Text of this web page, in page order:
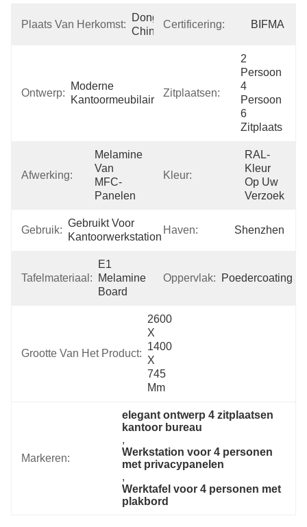
Plaats Van Herkomst:
Dongguan,
China
Certificering: BIFMA
Ontwerp:
Moderne
Kantoormeubilair
Zitplaatsen:
2
Persoon
4
Persoon
6
Zitplaats
Afwerking:
Melamine
Van
MFC-
Panelen
Kleur:
RAL-
Kleur
Op Uw
Verzoek
Gebruik:
Gebruikt Voor
Kantoorwerkstation
Haven: Shenzhen
Tafelmateriaal:
E1
Melamine
Board
Oppervlak: Poedercoating
Grootte Van Het Product:
2600
X
1400
X
745
Mm
Markeren:
elegant ontwerp 4 zitplaatsen
kantoor bureau
,
Werkstation voor 4 personen
met privacypanelen
,
Werktafel voor 4 personen met
plakbord